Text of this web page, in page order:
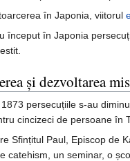
în Japonia, viitorul
început în Japonia
și dezvoltarea
persecuțiile s-au
cincizeci de persoane în
Sfințitul Paul, Episcop de
catehism, un seminar, o